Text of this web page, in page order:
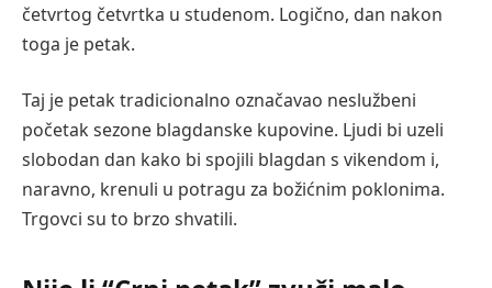
četvrtog četvrtka u studenom. Logično, dan nakon
toga je petak.
Taj je petak tradicionalno označavao neslužbeni
početak sezone blagdanske kupovine. Ljudi bi uzeli
slobodan dan kako bi spojili blagdan s vikendom i,
naravno, krenuli u potragu za božićnim poklonima.
Trgovci su to brzo shvatili.